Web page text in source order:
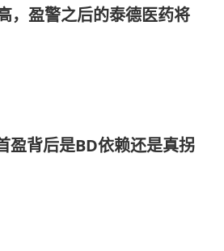
，盈警之后的泰德医药将
盈背后是BD依赖还是真拐